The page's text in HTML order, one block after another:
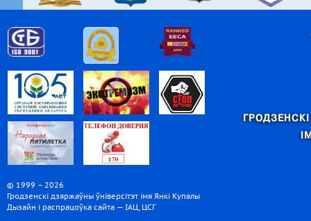
© 1999 – 2026
Гродзенскі дзяржаўны ўніверсітэт імя Янкі Купалы
Дызайн і распрацоўка сайта — ІАЦ, ЦСГ